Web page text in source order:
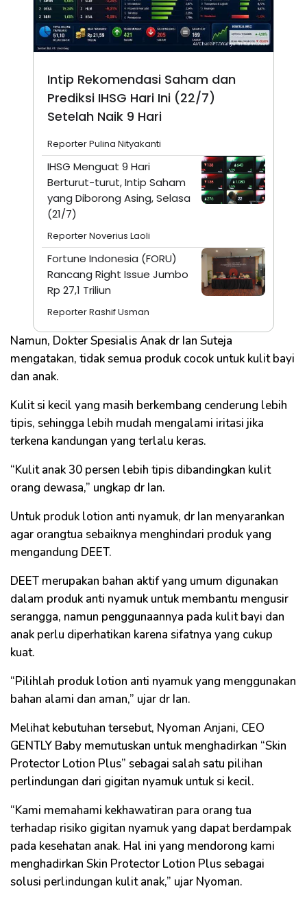
Intip Rekomendasi Saham dan
Prediksi IHSG Hari Ini (22/7)
Setelah Naik 9 Hari
Reporter Pulina Nityakanti
IHSG Menguat 9 Hari
Berturut-turut, Intip Saham
yang Diborong Asing, Selasa
(21/7)
Reporter Noverius Laoli
Fortune Indonesia (FORU)
Rancang Right Issue Jumbo
Rp 27,1 Triliun
Reporter Rashif Usman
Namun, Dokter Spesialis Anak dr Ian Suteja
mengatakan, tidak semua produk cocok untuk kulit bayi
dan anak.
Kulit si kecil yang masih berkembang cenderung lebih
tipis, sehingga lebih mudah mengalami iritasi jika
terkena kandungan yang terlalu keras.
“Kulit anak 30 persen lebih tipis dibandingkan kulit
orang dewasa,” ungkap dr Ian.
Untuk produk lotion anti nyamuk, dr Ian menyarankan
agar orangtua sebaiknya menghindari produk yang
mengandung DEET.
DEET merupakan bahan aktif yang umum digunakan
dalam produk anti nyamuk untuk membantu mengusir
serangga, namun penggunaannya pada kulit bayi dan
anak perlu diperhatikan karena sifatnya yang cukup
kuat.
“Pilihlah produk lotion anti nyamuk yang menggunakan
bahan alami dan aman,” ujar dr Ian.
Melihat kebutuhan tersebut, Nyoman Anjani, CEO
GENTLY Baby memutuskan untuk menghadirkan “Skin
Protector Lotion Plus” sebagai salah satu pilihan
perlindungan dari gigitan nyamuk untuk si kecil.
“Kami memahami kekhawatiran para orang tua
terhadap risiko gigitan nyamuk yang dapat berdampak
pada kesehatan anak. Hal ini yang mendorong kami
menghadirkan Skin Protector Lotion Plus sebagai
solusi perlindungan kulit anak,” ujar Nyoman.